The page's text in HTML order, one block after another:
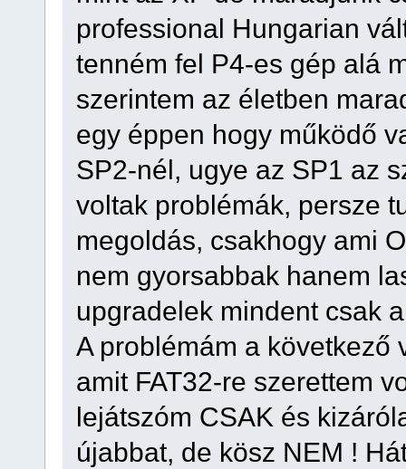
professional Hungarian
tenném fel P4-es gép alá
szerintem az életben
egy éppen hogy működő
SP2-nél, ugye az SP1 az
voltak problémák, persze
megoldás, csakhogy ami
nem gyorsabbak hanem
upgradelek mindent csak
A problémám a következő
amit FAT32-re szerettem
lejátszóm CSAK és
újabbat, de kösz NEM !